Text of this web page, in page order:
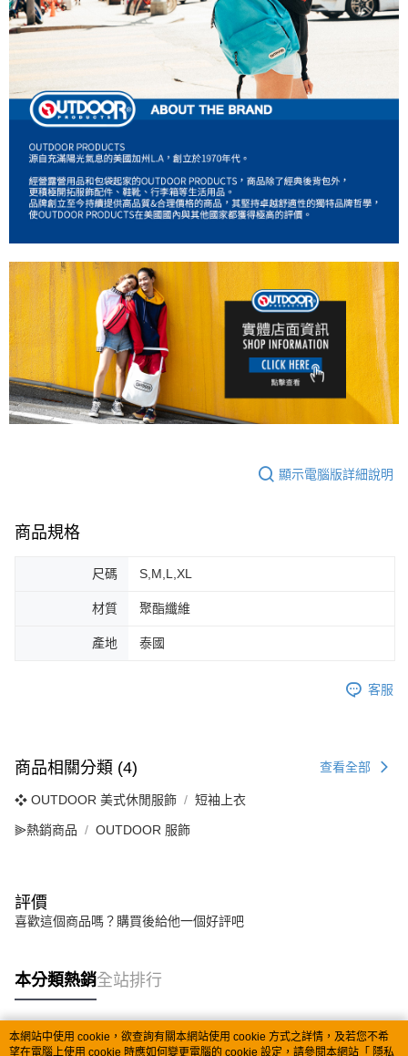
顯示電腦版詳細說明
商品規格
尺碼 S,M,L,XL
材質 聚酯纖維
產地 泰國
客服
商品相關分類 (4) 查看全部
❖ OUTDOOR 美式休閒服飾 短袖上衣
⫸熱銷商品 OUTDOOR 服飾
評價
喜歡這個商品嗎？購買後給他一個好評吧
本分類熱銷全站排行
熱門標籤
本網站中使用 cookie，欲查詢有關本網站使用 cookie 方式之詳情，及若您不希
望在電腦上使用 cookie 時應如何變更電腦的 cookie 設定，請參閱本網站「 隱私